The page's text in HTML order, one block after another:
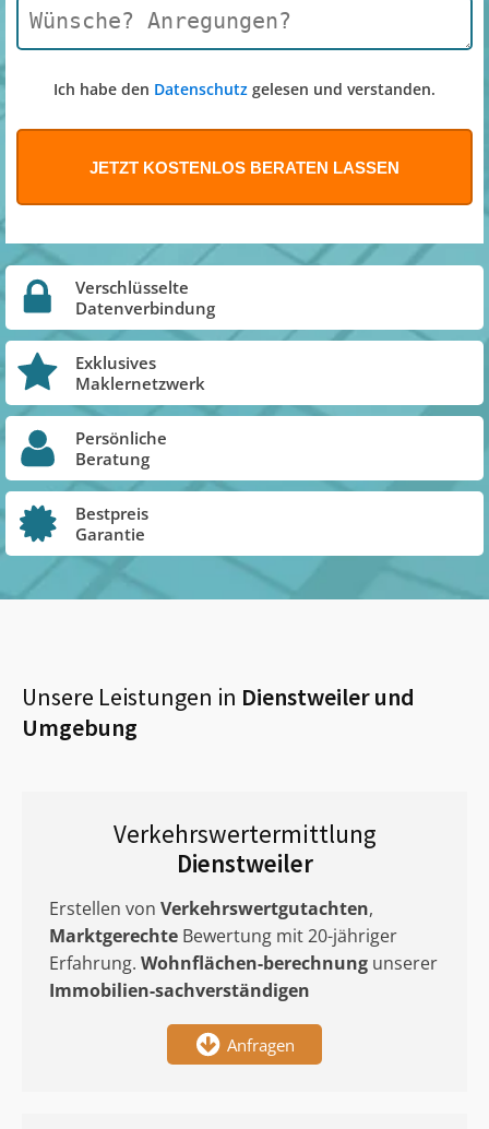
Ich habe den Datenschutz gelesen und verstanden.
Verschlüsselte
Datenverbindung
Exklusives
Maklernetzwerk
Persönliche
Beratung
Bestpreis
Garantie
Unsere Leistungen in Dienstweilerund
Umgebung
Verkehrswertermittlung
Dienstweiler
Erstellen von Verkehrswertgutachten,
Marktgerechte Bewertung mit 20-jähriger
Erfahrung. Wohnflächen-berechnung unserer
Immobilien-sachverständigen
Anfragen